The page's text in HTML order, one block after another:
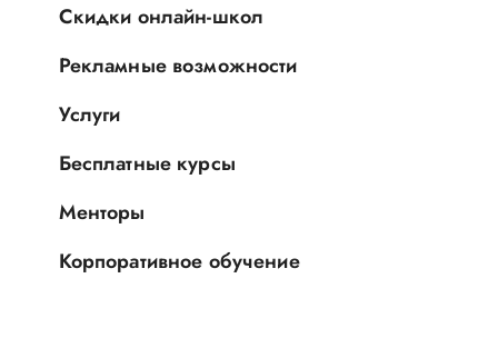
Скидки онлайн-школ
Рекламные возможности
Услуги
Бесплатные курсы
Менторы
Корпоративное обучение